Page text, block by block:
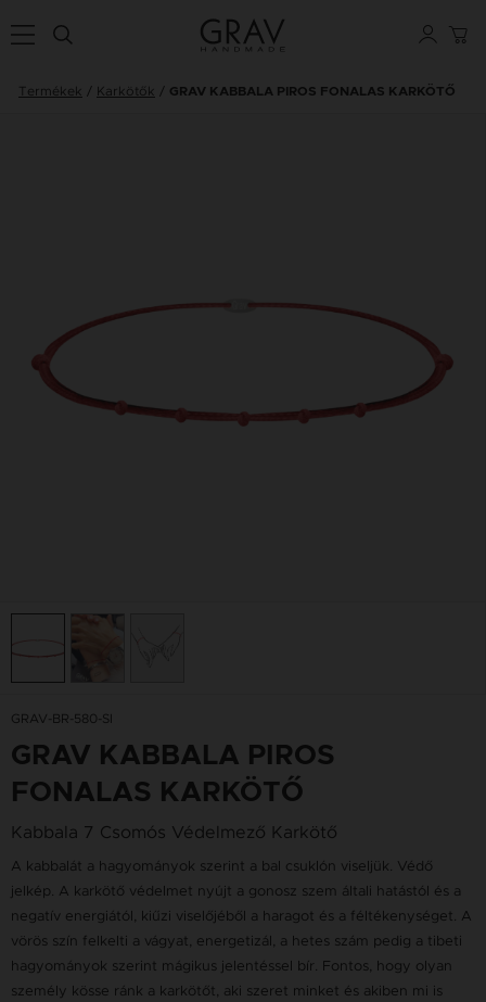
Termékek Karkötők GRAV KABBALA PIROS FONALAS KARKÖTŐ
GRAV-BR-580-SI
GRAV KABBALA PIROS
FONALAS KARKÖTŐ
Kabbala 7 Csomós Védelmező Karkötő
A kabbalát a hagyományok szerint a bal csuklón viseljük. Védő
jelkép. A karkötő védelmet nyújt a gonosz szem általi hatástól és a
negatív energiától, kiűzi viselőjéből a haragot és a féltékenységet. A
vörös szín felkelti a vágyat, energetizál, a hetes szám pedig a tibeti
hagyományok szerint mágikus jelentéssel bír. Fontos, hogy olyan
személy kösse ránk a karkötőt, aki szeret minket és akiben mi is